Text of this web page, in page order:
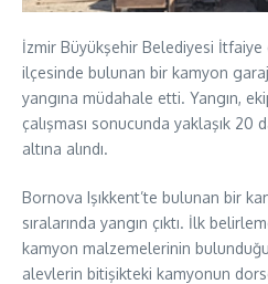
İzmir Büyükşehir Belediyesi İtfaiye
ilçesinde bulunan bir kamyon
yangına müdahale etti. Yangın,
çalışması sonucunda yaklaşık 20
altına alındı.
Bornova Işıkkent’te bulunan bir
sıralarında yangın çıktı. İlk
kamyon malzemelerinin bulunduğu
alevlerin bitişikteki kamyonun